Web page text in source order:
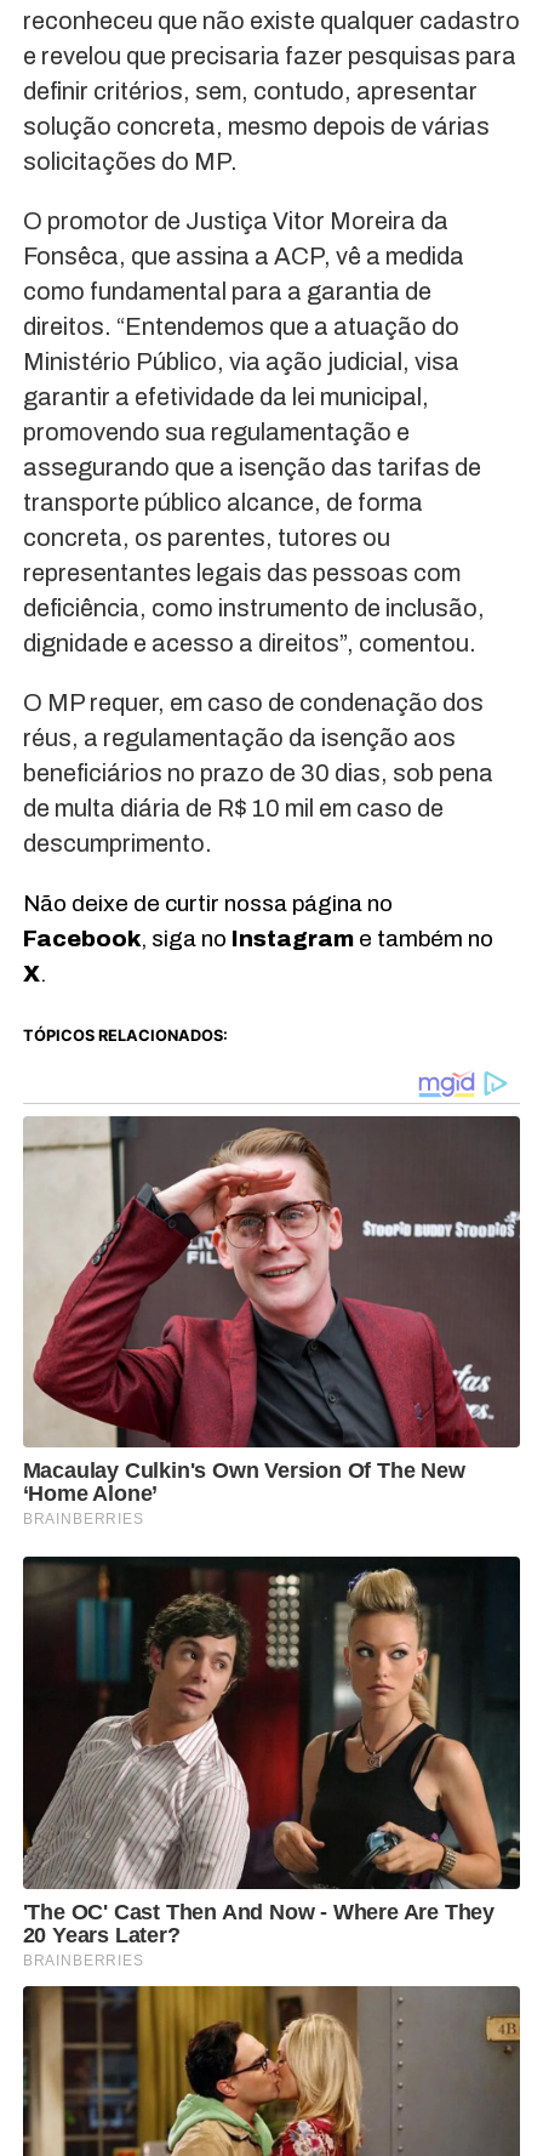
reconheceu que não existe qualquer cadastro
e revelou que precisaria fazer pesquisas para
definir critérios, sem, contudo, apresentar
solução concreta, mesmo depois de várias
solicitações do MP.
O promotor de Justiça Vitor Moreira da
Fonsêca, que assina a ACP, vê a medida
como fundamental para a garantia de
direitos. “Entendemos que a atuação do
Ministério Público, via ação judicial, visa
garantir a efetividade da lei municipal,
promovendo sua regulamentação e
assegurando que a isenção das tarifas de
transporte público alcance, de forma
concreta, os parentes, tutores ou
representantes legais das pessoas com
deficiência, como instrumento de inclusão,
dignidade e acesso a direitos”, comentou.
O MP requer, em caso de condenação dos
réus, a regulamentação da isenção aos
beneficiários no prazo de 30 dias, sob pena
de multa diária de R$ 10 mil em caso de
descumprimento.
Não deixe de curtir nossa página no
Facebook, siga no Instagrame também no
X.
TÓPICOS RELACIONADOS: